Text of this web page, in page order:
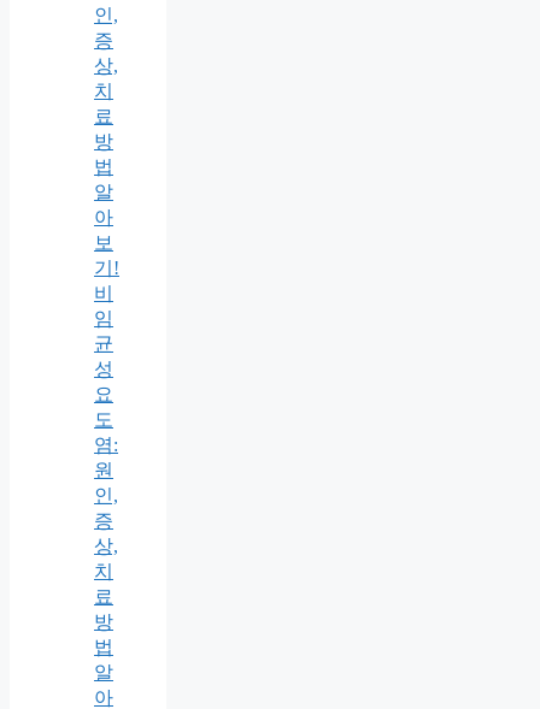
인,
증
상,
치
료
방
법
알
아
보
기!
비
임
균
성
요
도
염:
원
인,
증
상,
치
료
방
법
알
아